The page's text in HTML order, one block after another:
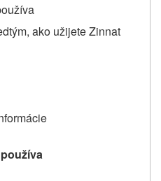
ako užijete Zinnat